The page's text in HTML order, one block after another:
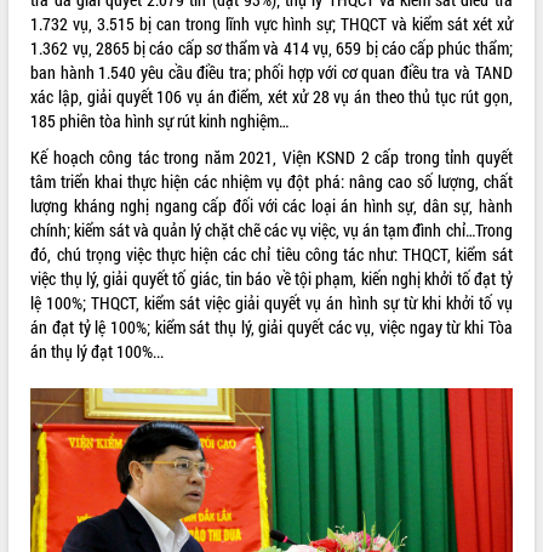
VIDEO
Loading the player...
Khám bệnh, cấp phát thuốc miễn phí
và tặng quà người dân xã Cư Pui
tháng 7/2026
Lễ truy tặng danh hiệu “Bà Mẹ Việt
Nam Anh hùng” và trao Huân chương
Lao động
UBND tỉnh Đắk Lắk triển khai nhiệm
vụ 6 tháng cuối năm 2026
ALBUM ẢNH
1.732 vụ, 3.515 bị can trong lĩnh vực hình sự; THQCT và kiểm sát xét xử
1.362 vụ, 2865 bị cáo cấp sơ thẩm và 414 vụ, 659 bị cáo cấp phúc thẩm;
ban hành 1.540 yêu cầu điều tra; phối hợp với cơ quan điều tra và TAND
xác lập, giải quyết 106 vụ án điểm, xét xử 28 vụ án theo thủ tục rút gọn,
185 phiên tòa hình sự rút kinh nghiệm…
Kế hoạch công tác trong năm 2021, Viện KSND 2 cấp trong tỉnh quyết
tâm triển khai thực hiện các nhiệm vụ đột phá: nâng cao số lượng, chất
lượng kháng nghị ngang cấp đối với các loại án hình sự, dân sự, hành
chính; kiểm sát và quản lý chặt chẽ các vụ việc, vụ án tạm đình chỉ…Trong
đó, chú trọng việc thực hiện các chỉ tiêu công tác như: THQCT, kiểm sát
việc thụ lý, giải quyết tố giác, tin báo về tội phạm, kiến nghị khởi tố đạt tỷ
lệ 100%; THQCT, kiểm sát việc giải quyết vụ án hình sự từ khi khởi tố vụ
án đạt tỷ lệ 100%; kiểm sát thụ lý, giải quyết các vụ, việc ngay từ khi Tòa
án thụ lý đạt 100%...